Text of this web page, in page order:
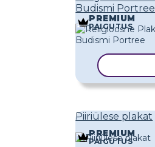
Budismi Portree
PREMIUM
PAIGUTUS
Piiriülese plakat
PREMIUM
PAIGUTUS